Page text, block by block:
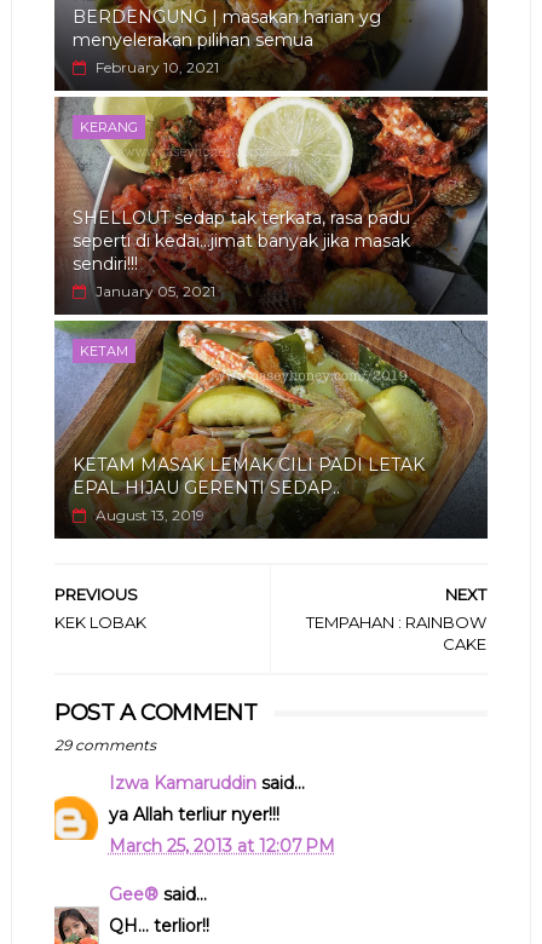
BERDENGUNG | masakan harian yg
menyelerakan pilihan semua
February 10, 2021
KERANG
SHELLOUT sedap tak terkata, rasa padu
seperti di kedai...jimat banyak jika masak
sendiri!!!
January 05, 2021
KETAM
KETAM MASAK LEMAK CILI PADI LETAK
EPAL HIJAU GERENTI SEDAP..
August 13, 2019
NEXT
TEMPAHAN : RAINBOW
CAKE
PREVIOUS
KEK LOBAK
POST A COMMENT
29 comments
Izwa Kamaruddinsaid...
ya Allah terliur nyer!!!
March 25, 2013 at 12:07 PM
Gee®said...
QH... terlior!!